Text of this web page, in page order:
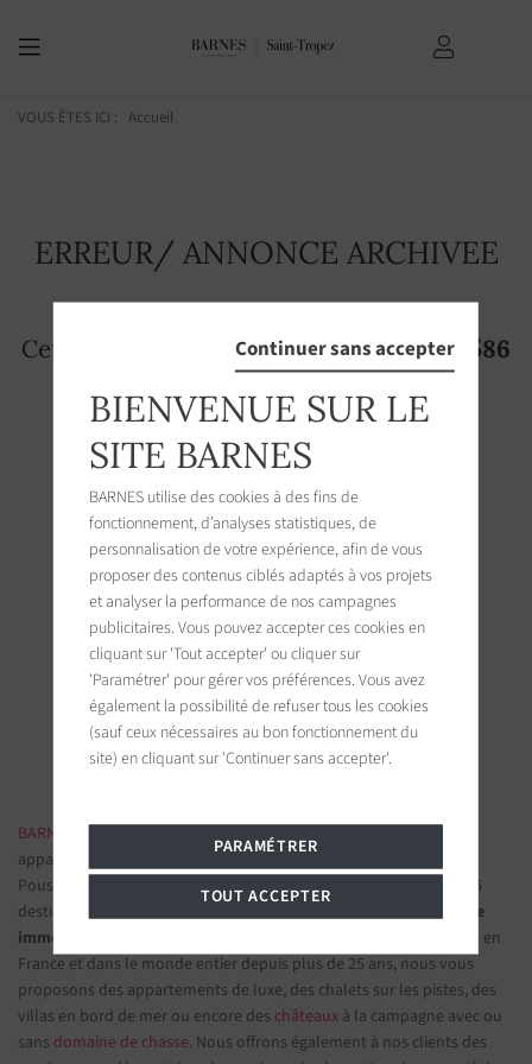
VOUS ÊTES ICI : Accueil
ERREUR/ ANNONCE ARCHIVEE
Cette page n'existe plus! L'annonce3872586
BARNES Saint-Tropez
9, avenue du 8 mai 1945
83990 Saint-Tropez, France
Suivez-nous sur les réseaux sociaux
BARNES IMMOBILIER DE LUXE - Les plus belles demeures et
appartements de prestige
Poussez la porte d'une de nosagences immobilières
parmi nos 75
destinations et confiez-nous vos projets d’investissement.Groupe
immobilier de prestige
spécialisé dans les propriétés d'exception en
France et dans le monde entier depuis plus de 25 ans, nous vous
proposons des appartements de luxe, des chalets sur les pistes, des
villas en bord de mer ou encore des châteaux à la campagne avec ou
sans domaine de chasse. Nous offrons également à nos clients des
Continuer sans accepter
BIENVENUE SUR LE
SITE BARNES
BARNES utilise des cookies à des fins de
fonctionnement, d’analyses statistiques, de
personnalisation de votre expérience, afin de vous
proposer des contenus ciblés adaptés à vos projets
et analyser la performance de nos campagnes
publicitaires. Vous pouvez accepter ces cookies en
cliquant sur 'Tout accepter' ou cliquer sur
'Paramétrer' pour gérer vos préférences. Vous avez
également la possibilité de refuser tous les cookies
(sauf ceux nécessaires au bon fonctionnement du
site) en cliquant sur 'Continuer sans accepter'.
PARAMÉTRER
TOUT ACCEPTER